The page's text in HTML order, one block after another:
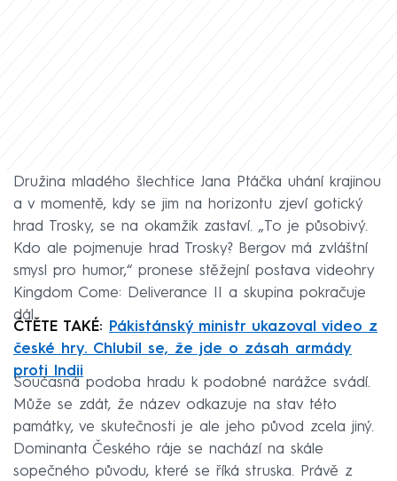
Družina mladého šlechtice Jana Ptáčka uhání krajinou
a v momentě, kdy se jim na horizontu zjeví gotický
hrad Trosky, se na okamžik zastaví. „To je působivý.
Kdo ale pojmenuje hrad Trosky? Bergov má zvláštní
smysl pro humor,“ pronese stěžejní postava videohry
Kingdom Come: Deliverance II a skupina pokračuje
dál.
ČTĚTE TAKÉ:
Pákistánský ministr ukazoval video z
české hry. Chlubil se, že jde o zásah armády
proti Indii
Současná podoba hradu k podobné narážce svádí.
Může se zdát, že název odkazuje na stav této
památky, ve skutečnosti je ale jeho původ zcela jiný.
Dominanta Českého ráje se nachází na skále
sopečného původu, které se říká struska. Právě z